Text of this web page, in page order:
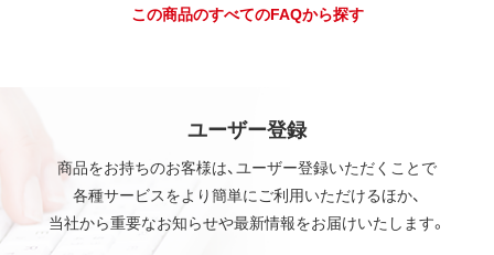
この商品のすべてのFAQから探す
ユーザー登録
商品をお持ちのお客様は、ユーザー登録いただくことで
各種サービスをより簡単にご利用いただけるほか、
当社から重要なお知らせや最新情報をお届けいたします。